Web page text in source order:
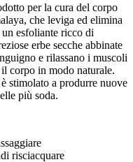
per la cura del corpo
che leviga ed elimina
esfoliante ricco di
erbe secche abbinate
e rilassano i muscoli
corpo in modo naturale.
stimolato a produrre nuove
più soda.
risciacquare